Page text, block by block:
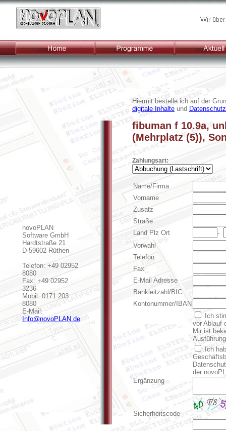
Programme Kontakt
novoPLAN
Software GmbH
Hardtstraße 21
D-59602 Rüthen
Telefon: +49 02952
8080
Fax: +49 02952
3236
Mobil: 0171 203
8080
E-Mail:
Info@novoPLAN.de
Hiermit bestelle ich auf der
digitale Inhalte und
fibuman f 10.9a,
(Mehrplatz (5)),
Zahlungsart:
Name/Firma
Vorname
Zusatz
Straße
Land Plz Ort
-
Vorwahl
Telefon
Fax
E-Mail Adresse
Bankleitzahl/BIC
Kontonummer/IBAN
Ich
vor Ablauf
Mir ist
Ich
der
Ergänzung
Sicherheitscode